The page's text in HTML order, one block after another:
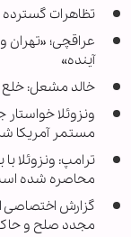
تظاهرات گسترده
عراقچی؛ «تهران
آینده»
خالد مشعل: خلع
ونزوئلا
مستمر آمریکا
ترامپ: ونزوئلا
محاصره شده
گزارش اختصاصی
مجدد صلح و